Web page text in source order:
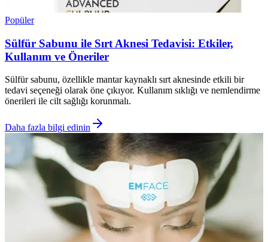
Popüler
Sülfür Sabunu ile Sırt Aknesi Tedavisi: Etkiler,
Kullanım ve Öneriler
Sülfür sabunu, özellikle mantar kaynaklı sırt aknesinde etkili bir
tedavi seçeneği olarak öne çıkıyor. Kullanım sıklığı ve nemlendirme
önerileri ile cilt sağlığı korunmalı.
Daha fazla bilgi edinin